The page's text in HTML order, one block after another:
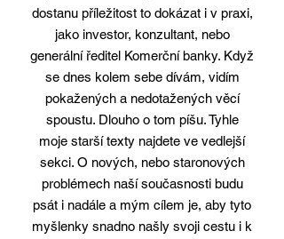
dostanu příležitost to dokázat i v praxi,
jako investor, konzultant, nebo
generální ředitel Komerční banky. Když
se dnes kolem sebe dívám, vidím
pokažených a nedotažených věcí
spoustu. Dlouho o tom píšu. Tyhle
moje starší texty najdete ve vedlejší
sekci. O nových, nebo staronových
problémech naší současnosti budu
psát i nadále a mým cílem je, aby tyto
myšlenky snadno našly svoji cestu i k